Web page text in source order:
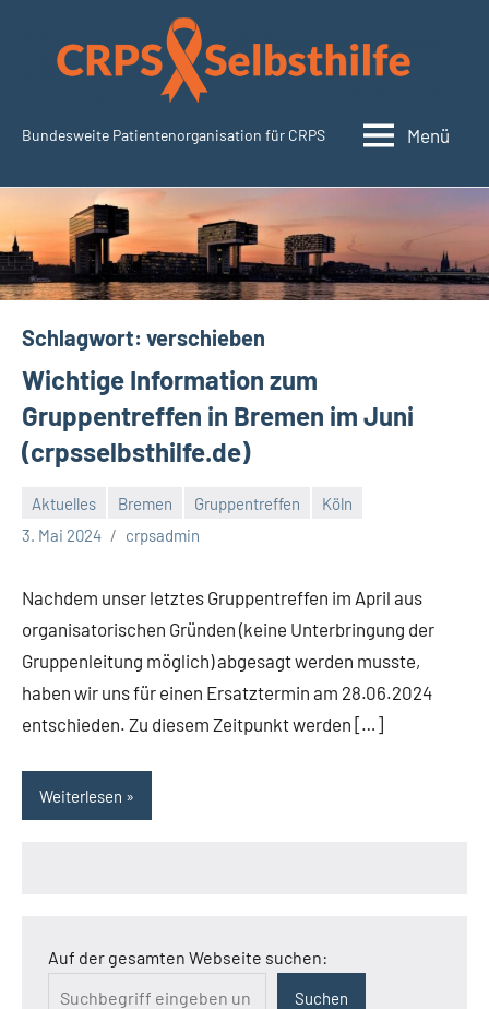
springen
CRPSSelbsthilfe.org
Bundesweite Patientenorganisation für CRPS Menü
Schlagwort: verschieben
Wichtige Information zum
Gruppentreffen in Bremen im Juni
(crpsselbsthilfe.de)
Aktuelles Bremen Gruppentreffen
Köln
3. Mai 2024
crpsadmin
Nachdem unser letztes Gruppentreffen im April aus
organisatorischen Gründen (keine Unterbringung der
Gruppenleitung möglich) abgesagt werden musste,
haben wir uns für einen Ersatztermin am 28.06.2024
entschieden. Zu diesem Zeitpunkt werden […]
Weiterlesen
Auf der gesamten Webseite suchen:
Suchen